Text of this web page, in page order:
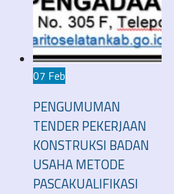
07 Feb
PENGUMUMAN
TENDER PEKERJAAN
KONSTRUKSI BADAN
USAHA METODE
PASCAKUALIFIKASI